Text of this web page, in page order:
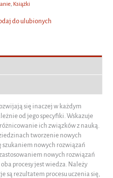
, Książki
do ulubionych
się inaczej w każdym
od jego specyfiki. Wskazuje
ich związków z nauką.
tworzenie nowych
nowych rozwiązań
nowych rozwiązań
procesy jest wiedza. Należy
są rezultatem procesu uczenia się,